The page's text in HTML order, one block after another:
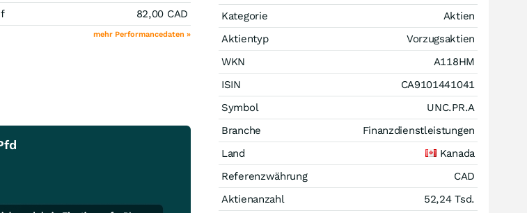
82,00 CAD
mehr Performancedaten »
Kategorie
Aktien
Aktientyp
Vorzugsaktien
WKN
A118HM
ISIN
CA9101441041
Symbol
UNC.PR.A
Branche
Finanzdienstleistungen
Land
Kanada
Referenzwährung
CAD
Aktienanzahl
52,24 Tsd.